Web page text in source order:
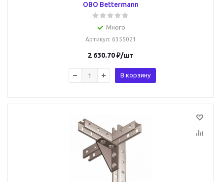
OBO Bettermann
Много
Артикул: 6355021
2 630.70₽/шт
В корзину